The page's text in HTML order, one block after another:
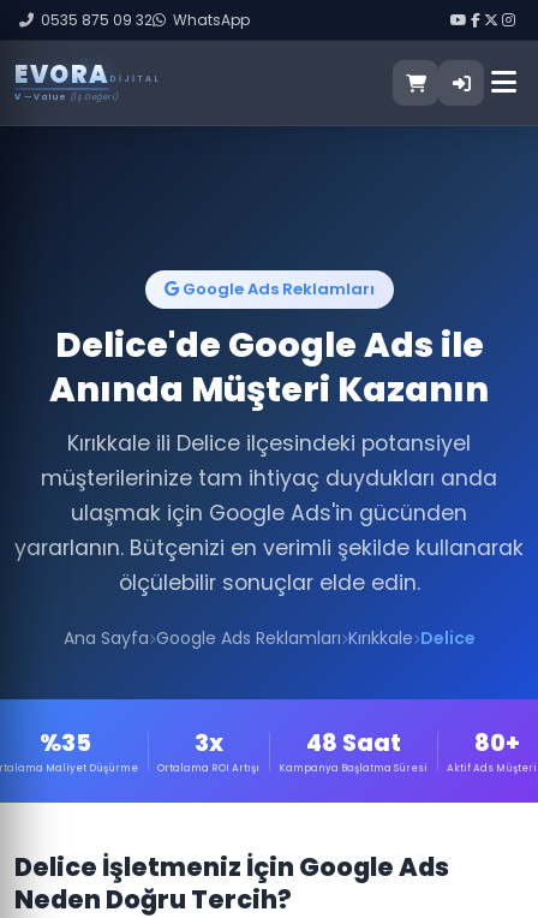
0535 875 09 32 WhatsApp
EVORA DIJITAL
V — Value (İş Değeri)
Google Ads Reklamları
Delice'de Google Ads ile
Anında Müşteri Kazanın
Kırıkkale ili Delice ilçesindeki potansiyel
müşterilerinize tam ihtiyaç duydukları anda
ulaşmak için Google Ads'in gücünden
yararlanın. Bütçenizi en verimli şekilde kullanarak
ölçülebilir sonuçlar elde edin.
Ana Sayfa Google Ads Reklamları Kırıkkale Delice
%35
Maliyet Düşürme
3x
Ortalama ROI Artışı
48 Saat
Kampanya Başlatma Süresi
80+
Aktif Ads
Delice İşletmeniz İçin Google Ads
Neden Doğru Tercih?